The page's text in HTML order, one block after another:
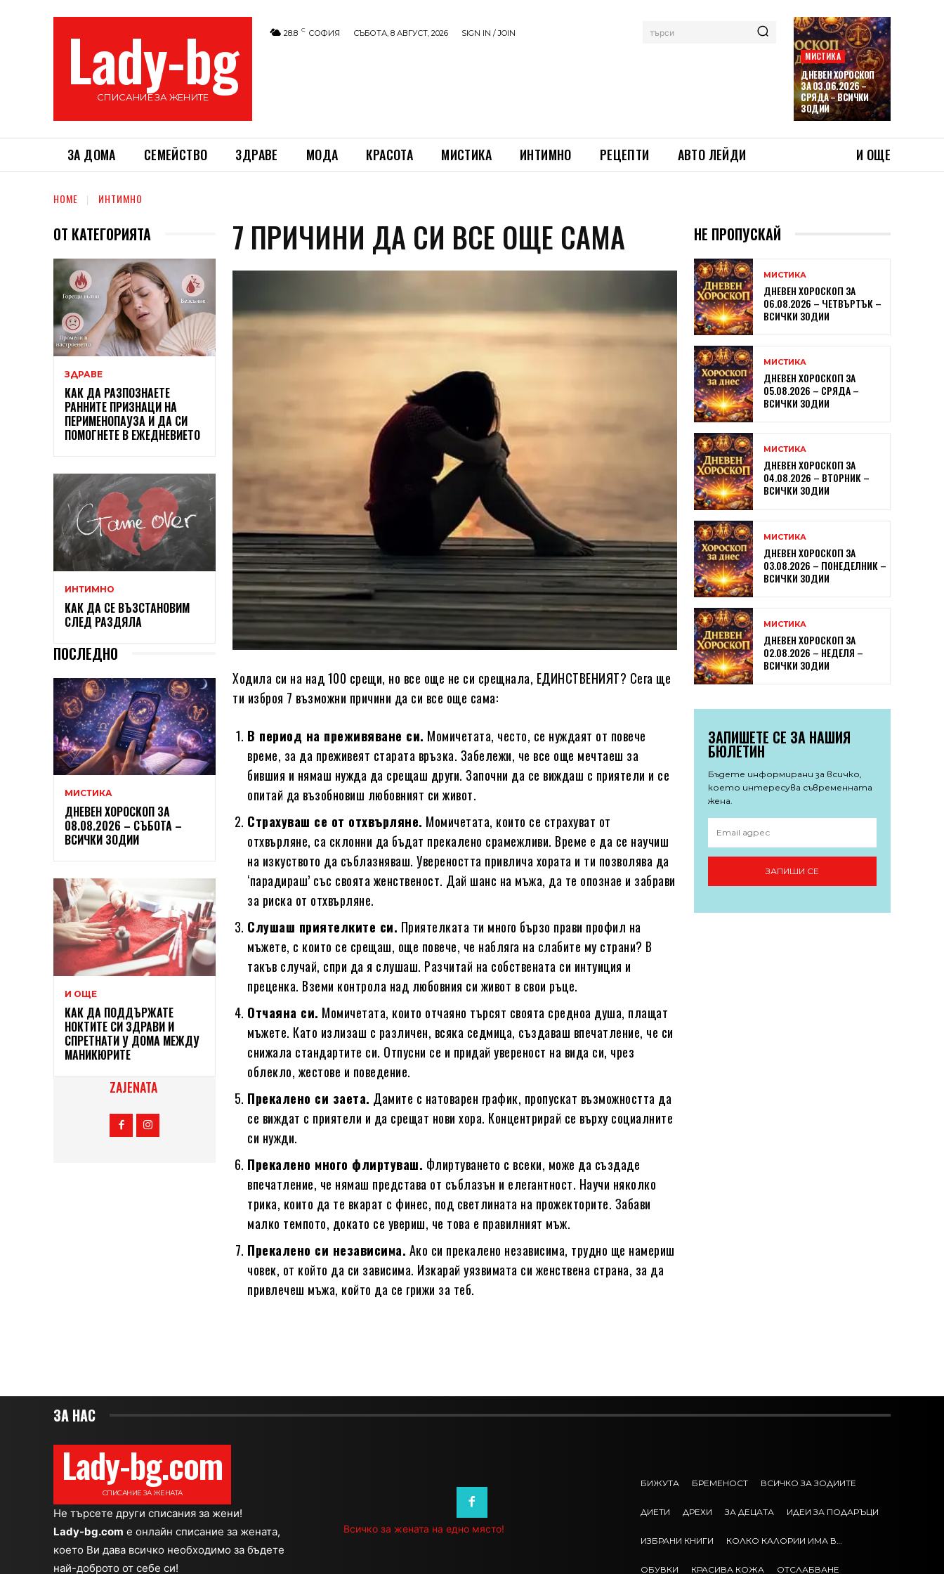
Lady-bg
СПИСАНИЕ ЗА ЖЕНИТЕ
28.8 C СОФИЯ СЪБОТА, 8 АВГУСТ, 2026 SIGN IN / JOIN търси
МИСТИКА
ДНЕВЕН ХОРОСКОП
ЗА 03.06.2026 –
СРЯДА – ВСИЧКИ
ЗОДИИ
ЗА ДОМА СЕМЕЙСТВО ЗДРАВЕ МОДА КРАСОТА МИСТИКА ИНТИМНО РЕЦЕПТИ АВТО ЛЕЙДИ И ОЩЕ
HOME ИНТИМНО
ОТ КАТЕГОРИЯТА
ЗДРАВЕ
КАК ДА РАЗПОЗНАЕТЕ
РАННИТЕ ПРИЗНАЦИ НА
ПЕРИМЕНОПАУЗА И ДА СИ
ПОМОГНЕТЕ В ЕЖЕДНЕВИЕТО
ИНТИМНО
КАК ДА СЕ ВЪЗСТАНОВИМ
СЛЕД РАЗДЯЛА
ПОСЛЕДНО
МИСТИКА
ДНЕВЕН ХОРОСКОП ЗА
08.08.2026 – СЪБОТА –
ВСИЧКИ ЗОДИИ
И ОЩЕ
КАК ДА ПОДДЪРЖАТЕ
НОКТИТЕ СИ ЗДРАВИ И
СПРЕТНАТИ У ДОМА МЕЖДУ
МАНИКЮРИТЕ
ZAJENATA
7 ПРИЧИНИ ДА СИ ВСЕ ОЩЕ САМА
Ходила си на над 100 срещи, но все още не си срещнaла, ЕДИНСТВЕНИЯТ? Сега ще
ти изброя 7 възможни причини да си все още сама:
В период на преживяване си. Момичетата, често, се нуждаят от повече
време, за да преживеят старата връзка. Забележи, че все още мечтаеш за
бившия и нямаш нужда да срещаш други. Започни да се виждаш с приятели и се
опитай да възобновиш любовният си живот.
Страхуваш се от отхвърляне. Момичетата, които се страхуват от
отхвърляне, са склонни да бъдат прекалено срамежливи. Време е да се научиш
на изкуството да съблазняваш. Увереността привлича хората и ти позволява да
‘парадираш’ със своята женственост. Дай шанс на мъжа, да те опознае и забрави
за риска от отхвърляне.
Слушаш приятелките си. Приятелката ти много бързо прави профил на
мъжете, с които се срещаш, още повече, че набляга на слабите му страни? В
такъв случай, спри да я слушаш. Разчитай на собствената си интуиция и
преценка. Вземи контрола над любовния си живот в свои ръце.
Отчаяна си. Момичетата, които отчаяно търсят своята средноа душа, плащат
мъжете. Като излизаш с различен, всяка седмица, създаваш впечатление, че си
снижала стандартите си. Отпусни се и придай увереност на вида си, чрез
облекло, жестове и поведение.
Прекалено си заета. Дамите с натоварен график, пропускат възможността да
се виждат с приятели и да срещат нови хора. Концентрирай се върху социалните
си нужди.
Прекалено много флиртуваш. Флиртуването с всеки, може да създаде
впечатление, че нямаш представа от съблазън и елегантност. Научи няколко
трика, които да те вкарат с финес, под светлината на прожекторите. Забави
малко темпото, докато се увериш, че това е правилният мъж.
Прекалено си независима. Ако си прекалено независима, трудно ще намериш
човек, от който да си зависима. Изкарай уязвимата си женствена страна, за да
привлечеш мъжа, който да се грижи за теб.
НЕ ПРОПУСКАЙ
МИСТИКА
ДНЕВЕН ХОРОСКОП ЗА
06.08.2026 – ЧЕТВЪРТЪК –
ВСИЧКИ ЗОДИИ
МИСТИКА
ДНЕВЕН ХОРОСКОП ЗА
05.08.2026 – СРЯДА –
ВСИЧКИ ЗОДИИ
МИСТИКА
ДНЕВЕН ХОРОСКОП ЗА
04.08.2026 – ВТОРНИК –
ВСИЧКИ ЗОДИИ
МИСТИКА
ДНЕВЕН ХОРОСКОП ЗА
03.08.2026 – ПОНЕДЕЛНИК –
ВСИЧКИ ЗОДИИ
МИСТИКА
ДНЕВЕН ХОРОСКОП ЗА
02.08.2026 – НЕДЕЛЯ –
ВСИЧКИ ЗОДИИ
ЗАПИШЕТЕ СЕ ЗА НАШИЯ
БЮЛЕТИН
Бъдете информирани за всичко,
което интересува съвременната
жена.
ЗАПИШИ СЕ
ЗА НАС
Lady-bg.com
СПИСАНИЕ ЗА ЖЕНАТА
Не търсете други списания за жени!
Lady-bg.com e онлайн списание за жената,
което Ви дава всичко необходимо за бъдете
най-доброто от себе си!
Всичко за жената на едно място!
БИЖУТА БРЕМЕНОСТ ВСИЧКО ЗА ЗОДИИТЕ
ДИЕТИ ДРЕХИ ЗА ДЕЦАТА ИДЕИ ЗА ПОДАРЪЦИ
ИЗБРАНИ КНИГИ КОЛКО КАЛОРИИ ИМА В…
ОБУВКИ КРАСИВА КОЖА ОТСЛАБВАНЕ